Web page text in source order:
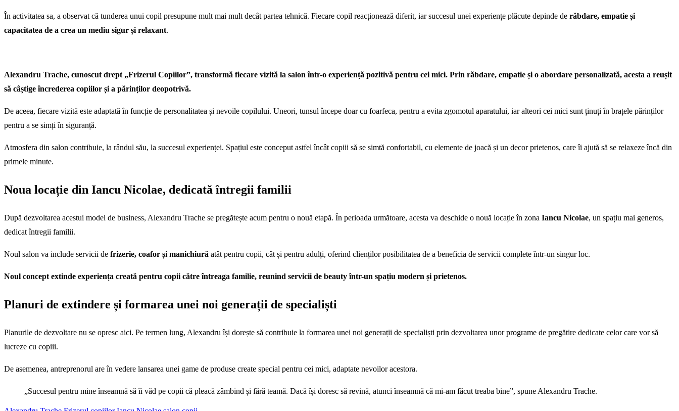
În activitatea sa, a observat că tunderea unui copil presupune mult mai mult decât partea tehnică. Fiecare copil reacționează diferit, iar succesul unei experiențe plăcute depinde de răbdare, empatie și
capacitatea de a crea un mediu sigur și relaxant.
Alexandru Trache, cunoscut drept „Frizerul Copiilor”, transformă fiecare vizită la salon într-o experiență pozitivă pentru cei mici. Prin răbdare, empatie și o abordare personalizată, acesta a reușit
să câștige încrederea copiilor și a părinților deopotrivă.
De aceea, fiecare vizită este adaptată în funcție de personalitatea și nevoile copilului. Uneori, tunsul începe doar cu foarfeca, pentru a evita zgomotul aparatului, iar alteori cei mici sunt ținuți în brațele părinților
pentru a se simți în siguranță.
Atmosfera din salon contribuie, la rândul său, la succesul experienței. Spațiul este conceput astfel încât copiii să se simtă confortabil, cu elemente de joacă și un decor prietenos, care îi ajută să se relaxeze încă din
primele minute.
Noua locație din Iancu Nicolae, dedicată întregii familii
După dezvoltarea acestui model de business, Alexandru Trache se pregătește acum pentru o nouă etapă. În perioada următoare, acesta va deschide o nouă locație în zona Iancu Nicolae, un spațiu mai generos,
dedicat întregii familii.
Noul salon va include servicii de frizerie, coafor și manichiură atât pentru copii, cât și pentru adulți, oferind clienților posibilitatea de a beneficia de servicii complete într-un singur loc.
Noul concept extinde experiența creată pentru copii către întreaga familie, reunind servicii de beauty într-un spațiu modern și prietenos.
Planuri de extindere și formarea unei noi generații de specialiști
Planurile de dezvoltare nu se opresc aici. Pe termen lung, Alexandru își dorește să contribuie la formarea unei noi generații de specialiști prin dezvoltarea unor programe de pregătire dedicate celor care vor să
lucreze cu copiii.
De asemenea, antreprenorul are în vedere lansarea unei game de produse create special pentru cei mici, adaptate nevoilor acestora.
„Succesul pentru mine înseamnă să îi văd pe copii că pleacă zâmbind și fără teamă. Dacă își doresc să revină, atunci înseamnă că mi-am făcut treaba bine”, spune Alexandru Trache.